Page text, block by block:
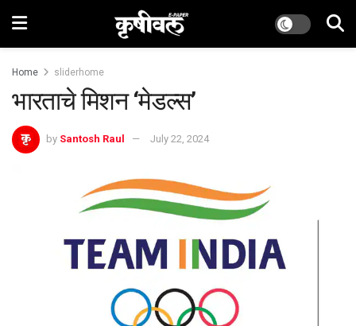
Home sliderhome
भारताचे मिशन ‘मेडल्स’
by Santosh Raul July 22, 2024